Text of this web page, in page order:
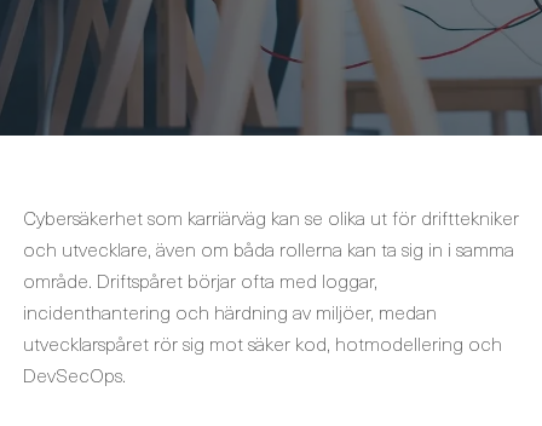
Cybersäkerhet som karriärväg kan se olika ut för drifttekniker
och utvecklare, även om båda rollerna kan ta sig in i samma
område. Driftspåret börjar ofta med loggar,
incidenthantering och härdning av miljöer, medan
utvecklarspåret rör sig mot säker kod, hotmodellering och
DevSecOps.